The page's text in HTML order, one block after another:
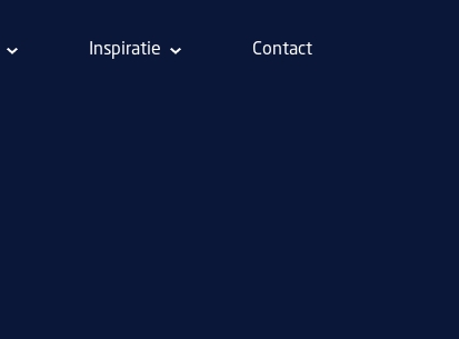
Inspiratie Contact